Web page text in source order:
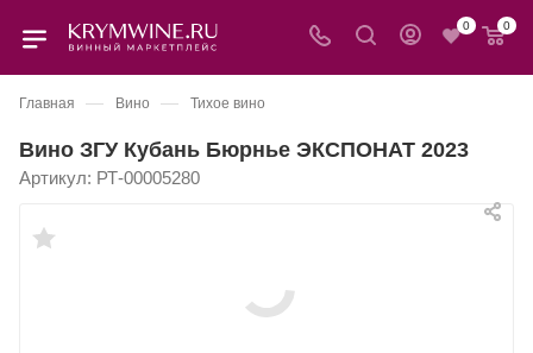
0 0
Главная — Вино — Тихое вино
Вино ЗГУ Кубань Бюрнье ЭКСПОНАТ 2023
Артикул: РТ-00005280